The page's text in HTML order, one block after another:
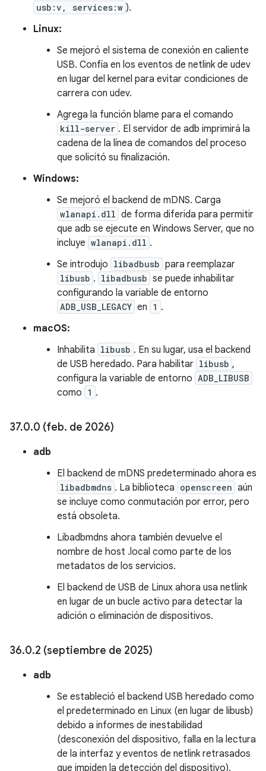
usb:v, services:w ).
Linux:
Se mejoró el sistema de conexión en caliente
USB. Confía en los eventos de netlink de udev
en lugar del kernel para evitar condiciones de
carrera con udev.
Agrega la función blame para el comando
kill-server . El servidor de adb imprimirá la
cadena de la línea de comandos del proceso
que solicitó su finalización.
Windows:
Se mejoró el backend de mDNS. Carga
wlanapi.dll de forma diferida para permitir
que adb se ejecute en Windows Server, que no
incluye wlanapi.dll .
Se introdujo libadbusb para reemplazar
libusb . libadbusb se puede inhabilitar
configurando la variable de entorno
ADB_USB_LEGACY en 1 .
macOS:
Inhabilita libusb . En su lugar, usa el backend
de USB heredado. Para habilitar libusb ,
configura la variable de entorno ADB_LIBUSB
como 1 .
37.0.0 (feb. de 2026)
adb
El backend de mDNS predeterminado ahora es
libadbmdns . La biblioteca openscreen aún
se incluye como conmutación por error, pero
está obsoleta.
Libadbmdns ahora también devuelve el
nombre de host .local como parte de los
metadatos de los servicios.
El backend de USB de Linux ahora usa netlink
en lugar de un bucle activo para detectar la
adición o eliminación de dispositivos.
36.0.2 (septiembre de 2025)
adb
Se estableció el backend USB heredado como
el predeterminado en Linux (en lugar de libusb)
debido a informes de inestabilidad
(desconexión del dispositivo, falla en la lectura
de la interfaz y eventos de netlink retrasados
que impiden la detección del dispositivo).